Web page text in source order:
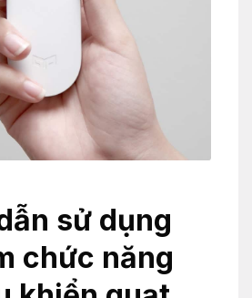
sử dụng
chức năng